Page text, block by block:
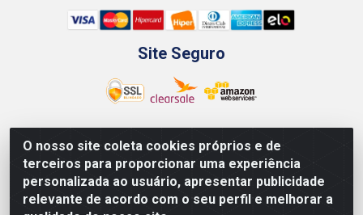
O nosso site coleta cookies próprios e de
terceiros para proporcionar uma experiência
personalizada ao usuário, apresentar publicidade
relevante de acordo com o seu perfil e melhorar a
Site Seguro
Renascer Distribuidora - Rua São Miguel, 1845 -
Afogados - Recife / PE - CEP 50850-000 - CNPJ
07.264.693/0001-79